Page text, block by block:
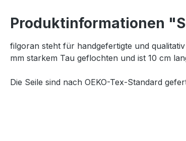
Produktinformationen
filgoran steht für handgefertigte und
mm starkem Tau geflochten und ist 10 cm
Die Seile sind nach OEKO-Tex-Standard